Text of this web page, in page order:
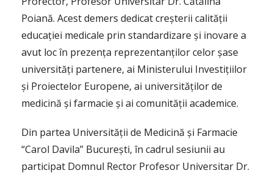
Poiană. Acest demers dedicat creșterii calității
educației medicale prin standardizare și inovare a
avut loc în prezența reprezentanților celor șase
universități partenere, ai Ministerului Investițiilor
și Proiectelor Europene, ai universităților de
medicină și farmacie și ai comunității academice.
Din partea Universității de Medicină și Farmacie
“Carol Davila” București, în cadrul sesiunii au
participat Domnul Rector Profesor Universitar Dr.